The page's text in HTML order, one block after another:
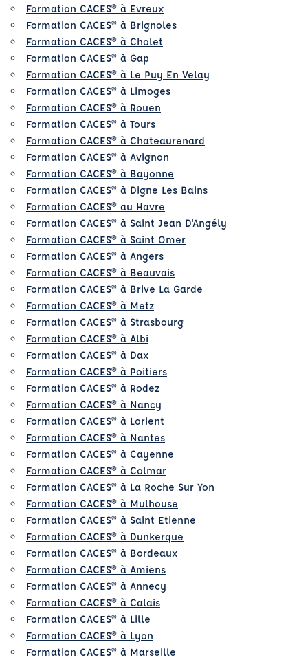
Formation CACES® à Evreux
Formation CACES® à Brignoles
Formation CACES® à Cholet
Formation CACES® à Gap
Formation CACES® à Le Puy En Velay
Formation CACES® à Limoges
Formation CACES® à Rouen
Formation CACES® à Tours
Formation CACES® à Chateaurenard
Formation CACES® à Avignon
Formation CACES® à Bayonne
Formation CACES® à Digne Les Bains
Formation CACES® au Havre
Formation CACES® à Saint Jean D'Angély
Formation CACES® à Saint Omer
Formation CACES® à Angers
Formation CACES® à Beauvais
Formation CACES® à Brive La Garde
Formation CACES® à Metz
Formation CACES® à Strasbourg
Formation CACES® à Albi
Formation CACES® à Dax
Formation CACES® à Poitiers
Formation CACES® à Rodez
Formation CACES® à Nancy
Formation CACES® à Lorient
Formation CACES® à Nantes
Formation CACES® à Cayenne
Formation CACES® à Colmar
Formation CACES® à La Roche Sur Yon
Formation CACES® à Mulhouse
Formation CACES® à Saint Etienne
Formation CACES® à Dunkerque
Formation CACES® à Bordeaux
Formation CACES® à Amiens
Formation CACES® à Annecy
Formation CACES® à Calais
Formation CACES® à Lille
Formation CACES® à Lyon
Formation CACES® à Marseille